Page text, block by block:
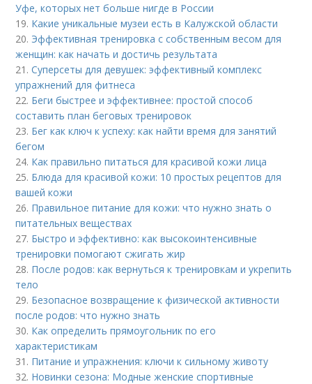
Уфе, которых нет больше нигде в России
19. Какие уникальные музеи есть в Калужской области
20. Эффективная тренировка с собственным весом для
женщин: как начать и достичь результата
21.Суперсеты для девушек: эффективный комплекс
упражнений для фитнеса
22. Беги быстрее и эффективнее: простой способ
составить план беговых тренировок
23. Бег как ключ к успеху: как найти время для занятий
бегом
24. Как правильно питаться для красивой кожи лица
25. Блюда для красивой кожи: 10 простых рецептов для
вашей кожи
26. Правильное питание для кожи: что нужно знать о
питательных веществах
27. Быстро и эффективно: как высокоинтенсивные
тренировки помогают сжигать жир
28. После родов: как вернуться к тренировкам и укрепить
тело
29. Безопасное возвращение к физической активности
после родов: что нужно знать
30. Как определить прямоугольник по его
характеристикам
31. Питание и упражнения: ключи к сильному животу
32. Новинки сезона: Модные женские спортивные